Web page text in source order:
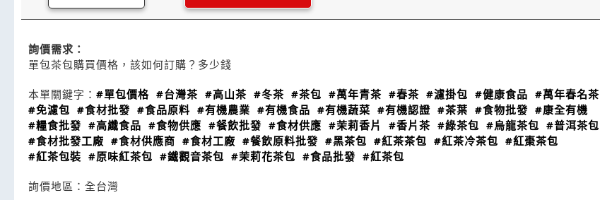
詢價需求：
單包茶包購買價格，該如何訂購？多少錢
本單關鍵字： #單包價格 #台灣茶 #高山茶 #冬茶 #茶包 #萬年青茶 #春茶 #濾掛包 #健康食品 #萬年春名茶
#免濾包 #食材批發 #食品原料 #有機農業 #有機食品 #有機蔬菜 #有機認證 #茶葉 #食物批發 #康全有機
#糧食批發 #高纖食品 #食物供應 #餐飲批發 #食材供應 #茉莉香片 #香片茶 #綠茶包 #烏龍茶包 #普洱茶包
#食材批發工廠 #食材供應商 #食材工廠 #餐飲原料批發 #黑茶包 #紅茶茶包 #紅茶冷茶包 #紅棗茶包
#紅茶包裝 #原味紅茶包 #鐵觀音茶包 #茉莉花茶包 #食品批發 #紅茶包
詢價地區： 全台灣